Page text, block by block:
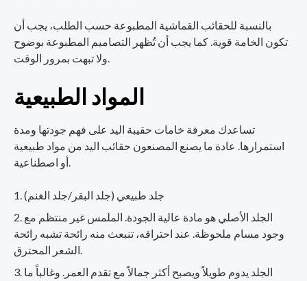
بالنسبة للحقائب القماشية المطبوعة حسب الطلب، يجب أن
تكون الخامة قوية. كما يجب أن تُظهر التصاميم المطبوعة بوضوح
ولا تبهت بمرور الوقت.
المواد الطبيعية
تساعدك معرفة خامات حقيبة اليد على فهم جودتها ومدة
استمرارها. عادة ما يصنع المصنعون حقائب اليد من مواد طبيعية
أو اصطناعية.
جلد طبيعي (جلد البقر/جلد الغنم)
الجلد الأصلي هو مادة عالية الجودة. الملمس غير منتظم مع
وجود مسام ملحوظة. عند احتراقه، تنبعث منه رائحة تشبه رائحة
الشعر المحترق.
الجلد يدوم طويلاً ويصبح أكثر جمالاً مع تقدم العمر. وغالباً ما